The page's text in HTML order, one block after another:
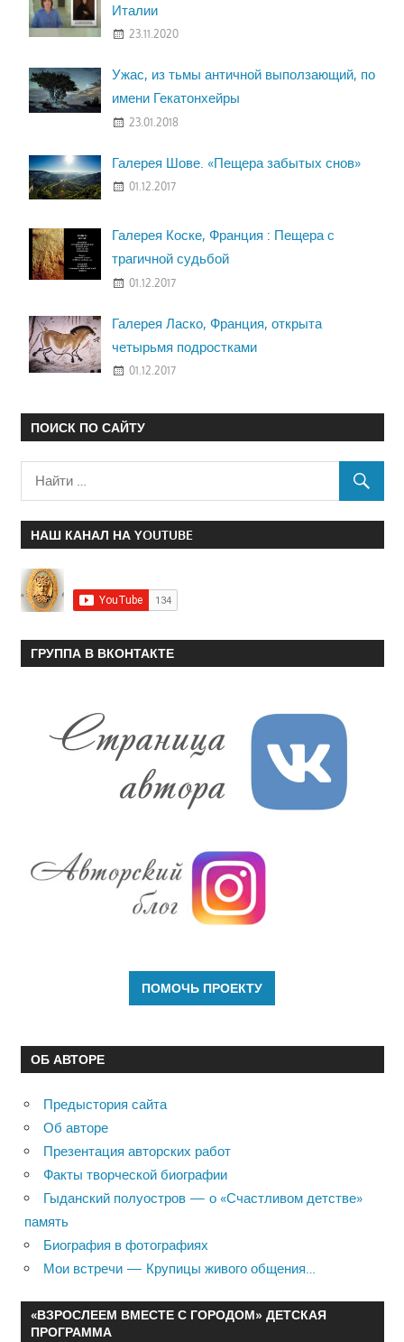
Италии
23.11.2020
Ужас, из тьмы античной выползающий, по
имени Гекатонхейры
23.01.2018
Галерея Шове. «Пещера забытых снов»
01.12.2017
Галерея Коске, Франция : Пещера с
трагичной судьбой
01.12.2017
Галерея Ласко, Франция, открыта
четырьмя подростками
01.12.2017
ПОИСК ПО САЙТУ
НАШ КАНАЛ НА YOUTUBE
ГРУППА В ВКОНТАКТЕ
ОБ АВТОРЕ
Предыстория сайта
Об авторе
Презентация авторских работ
Факты творческой биографии
Гыданский полуостров — о «Счастливом детстве»
память
Биография в фотографиях
Мои встречи — Крупицы живого общения…
«ВЗРОСЛЕЕМ ВМЕСТЕ С ГОРОДОМ» ДЕТСКАЯ
ПРОГРАММА